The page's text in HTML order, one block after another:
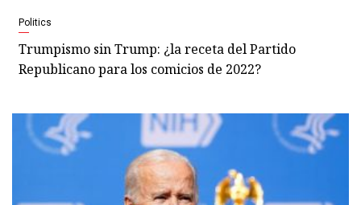
Politics
Trumpismo sin Trump: ¿la receta del Partido
Republicano para los comicios de 2022?